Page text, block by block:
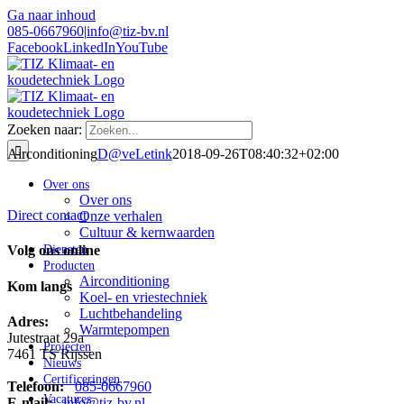
Ga naar inhoud
085-0667960|info@tiz-bv.nl
FacebookLinkedInYouTube
Zoeken naar:
Over ons
Over ons
Onze verhalen
Cultuur & kernwaarden
Diensten
Producten
Airconditioning
Koel- en vriestechniek
Luchtbehandeling
Warmtepompen
Projecten
Nieuws
Certificeringen
Vacatures
AirconditioningD@veLetink2018-09-26T08:40:32+02:00
Direct contact
Volg ons online
Kom langs
Adres:
Jutestraat 29a
7461 TS Rijssen
Telefoon:
085-0667960